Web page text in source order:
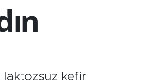
laktozsuz kefir